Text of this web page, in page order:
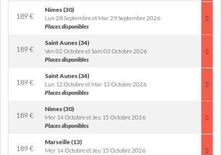
189 €
Nimes (30)
Lun 28 Septembre et Mar 29 Septembre 2026
Places disponibles
189 €
Saint Aunes (34)
Ven 02 Octobre et Sam 03 Octobre 2026
Places disponibles
189 €
Saint Aunes (34)
Lun 12 Octobre et Mar 13 Octobre 2026
Places disponibles
189 €
Nimes (30)
Mer 14 Octobre et Jeu 15 Octobre 2026
Places disponibles
189 €
Marseille (13)
Mer 14 Octobre et Jeu 15 Octobre 2026